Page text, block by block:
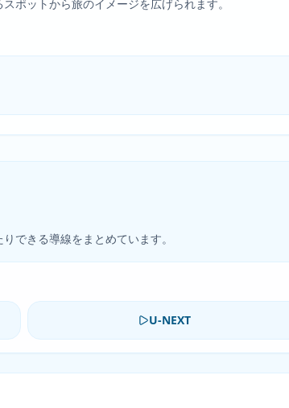
ポットから旅のイメージを広げられます。
できる導線をまとめています。
U-NEXT